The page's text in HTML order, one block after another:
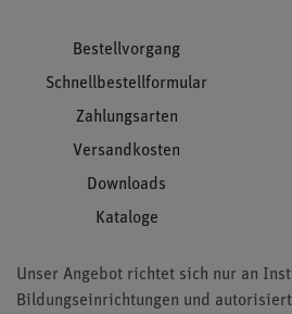
Bestellvorgang
Schnellbestellformular
Zahlungsarten
Versandkosten
Downloads
Kataloge
Unser Angebot richtet sich nur an
Bildungseinrichtungen und